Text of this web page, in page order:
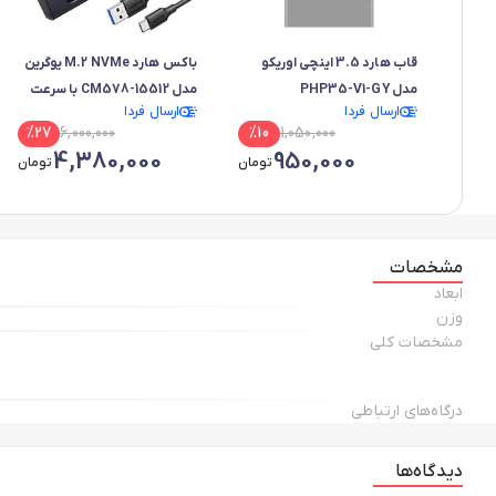
قاب هارد 3.5 اینچی اوریکو
مدل PHP35-V1-GY
ارسال فردا
1,050,000
%10
950,000تومان
باکس هارد M.2 NVMe یوگرین
مدل CM578-15512 با سرعت
10Gbpsارسال فردا
6,000,000
%27
4,380,000تومان
مشخصات
ابعاد
وزن
مشخصات کلی
درگاه‌های ارتباطی
دیدگاه‌ها